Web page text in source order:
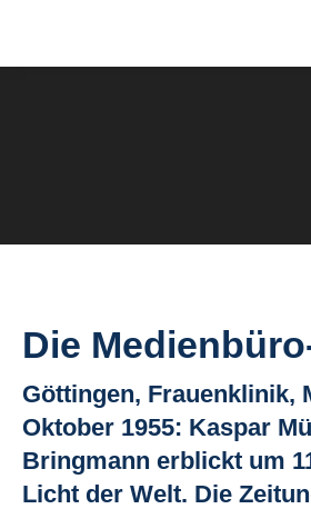
Die
Göttingen, Frauenklinik,
Oktober 1955: Kaspar
Bringmann erblickt um
Licht der Welt. Die